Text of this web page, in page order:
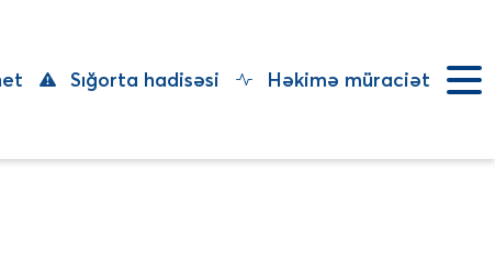
Sığorta hadisəsi Həkimə müraciət